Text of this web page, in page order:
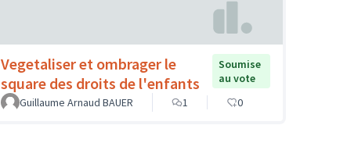
Vegetaliser et ombrager le
square des droits de l'enfants
Soumise
au vote
Guillaume Arnaud BAUER
1 0